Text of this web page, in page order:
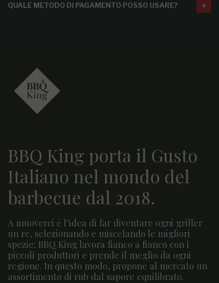
QUALE METODO DI PAGAMENTO POSSO USARE?
BBQ King porta il Gusto
Italiano nel mondo del
barbecue dal 2018.
A muoverci è l’idea di far diventare ogni griller
un re, selezionando e miscelando le migliori
spezie: BBQ King lavora fianco a fianco con i
piccoli produttori e prende il meglio da ogni
regione. In questo modo, propone al mercato un
assortimento di rub dal sapore equilibrato.